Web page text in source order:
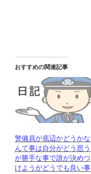
おすすめの関連記事
警備員が底辺かどうかな
んて事は自分がどう思う
が勝手な事で誰が決めつ
けようがどうでも良い事